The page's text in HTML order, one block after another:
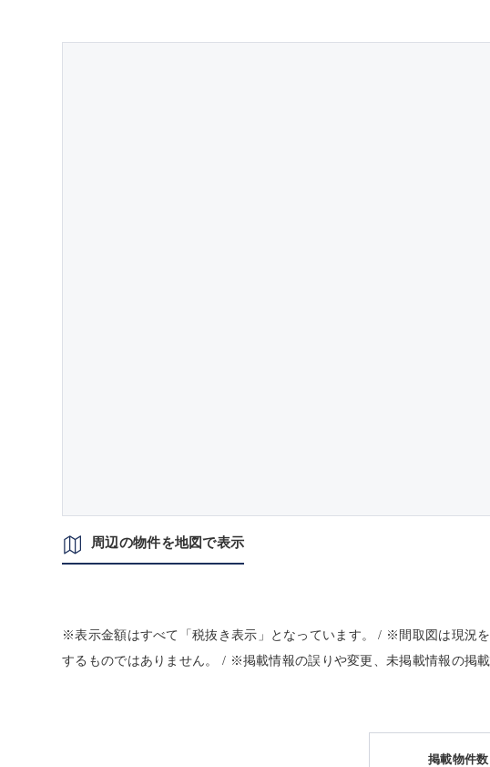
周辺の物件を地図で表示
※表示金額はすべて「税抜き表示」となっています。 / ※間取図は現況
するものではありません。 / ※掲載情報の誤りや変更、未掲載情報の掲
掲載物件数